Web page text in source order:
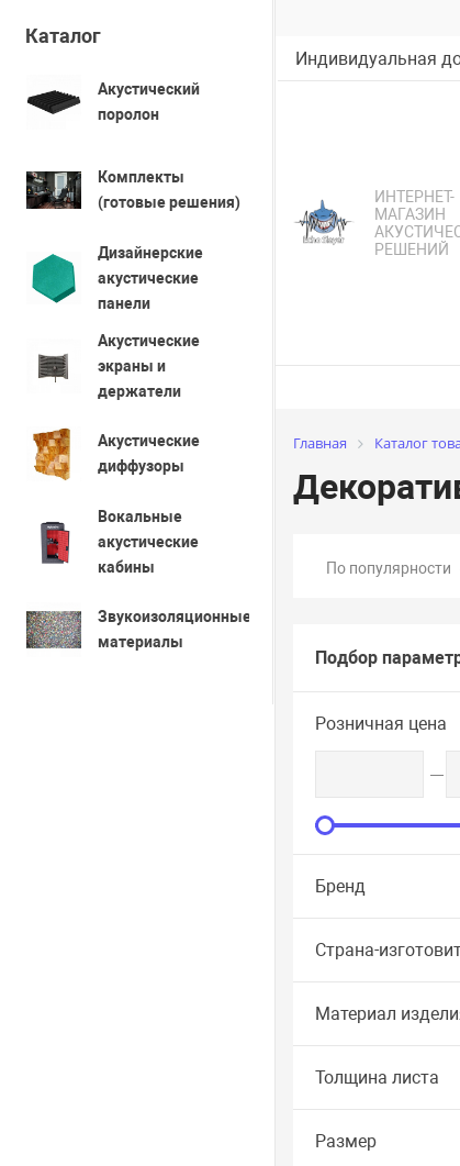
Индивидуальная
ИНТЕРНЕТ-
МАГАЗИН
РЕШЕНИЙ
Каталог
Акустический
поролон
Комплекты
(готовые решения)
Дизайнерские
акустические
панели
Акустические
экраны и
держатели
Акустические
диффузоры
Вокальные
акустические
кабины
Звукоизоляционные
материалы
Главная Каталог
По популярности
Подбор
Розничная цена
Бренд
Страна-
Материал
Толщина листа
Размер